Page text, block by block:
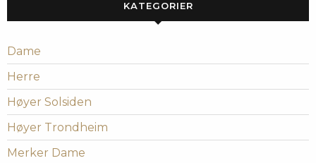
KATEGORIER
Dame
Herre
Høyer Solsiden
Høyer Trondheim
Merker Dame